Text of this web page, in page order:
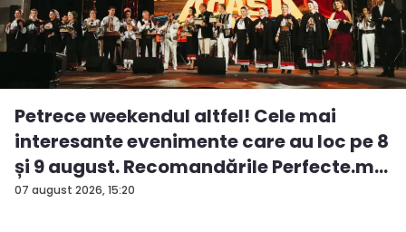
07 august 2026, 15:20
Petrece weekendul altfel! Cele mai
interesante evenimente care au loc pe 8
și 9 august. Recomandările Perfecte.m...